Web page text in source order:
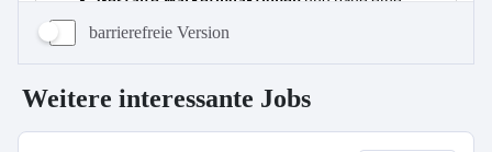
barrierefreie Version
Weitere interessante Jobs